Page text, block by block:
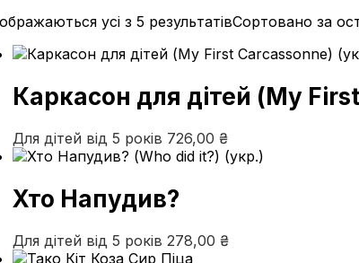
усі з 5 результатівСортовано за
Каркасон для дітей (My
Для дітей від 5 років 726,00 ₴
Хто Напудив?
Для дітей від 5 років 278,00 ₴